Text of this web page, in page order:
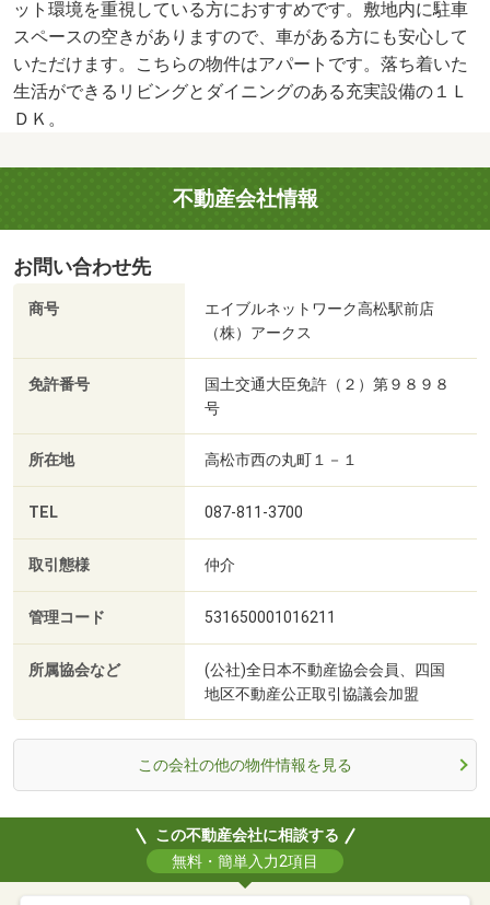
ット環境を重視している方におすすめです。敷地内に駐車
スペースの空きがありますので、車がある方にも安心して
いただけます。こちらの物件はアパートです。落ち着いた
生活ができるリビングとダイニングのある充実設備の１Ｌ
ＤＫ。
不動産会社情報
お問い合わせ先
商号
エイブルネットワーク高松駅前店
（株）アークス
免許番号
国土交通大臣免許（２）第９８９８
号
所在地 高松市西の丸町１－１
TEL 087-811-3700
取引態様 仲介
管理コード 531650001016211
所属協会など
(公社)全日本不動産協会会員、四国
地区不動産公正取引協議会加盟
この会社の他の物件情報を見る
この不動産会社に相談する
無料・簡単入力2項目